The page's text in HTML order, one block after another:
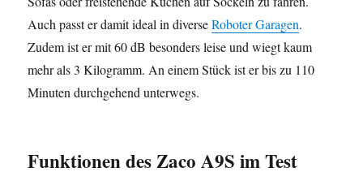
Auch passt er damit ideal in diverseRoboter Garagen.
Zudem ist er mit 60 dB besonders leise und wiegt kaum
mehr als 3 Kilogramm. An einem Stück ist er bis zu 110
Minuten durchgehend unterwegs.
Funktionendes Zaco A9S im Test